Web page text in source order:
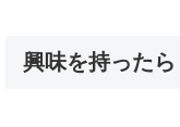
興味を持ったら